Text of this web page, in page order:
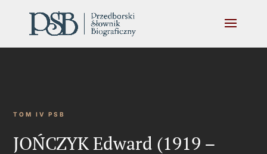
TOM IV PSB
JOŃCZYK Edward (1919 –